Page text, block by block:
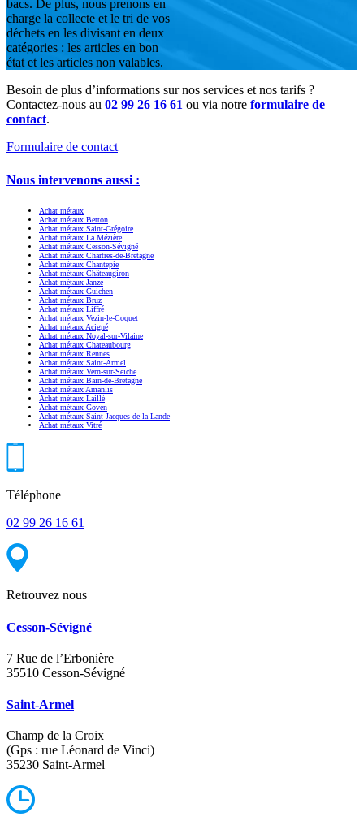
bacs. De plus, nous prenons en
charge la collecte et le tri de vos
déchets en les divisant en deux
catégories : les articles en bon
état et les articles non valables.
Besoin de plus d’informations sur nos services et nos tarifs ?
Contactez-nous au 02 99 26 16 61 ou via notre formulaire de
contact.
Formulaire de contact
Nous intervenons aussi :
Achat métaux
Achat métaux Betton
Achat métaux Saint-Grégoire
Achat métaux La Mézière
Achat métaux Cesson-Sévigné
Achat métaux Chartres-de-Bretagne
Achat métaux Chantepie
Achat métaux Châteaugiron
Achat métaux Janzé
Achat métaux Guichen
Achat métaux Bruz
Achat métaux Liffré
Achat métaux Vezin-le-Coquet
Achat métaux Acigné
Achat métaux Noyal-sur-Vilaine
Achat métaux Chateaubourg
Achat métaux Rennes
Achat métaux Saint-Armel
Achat métaux Vern-sur-Seiche
Achat métaux Bain-de-Bretagne
Achat métaux Amanlis
Achat métaux Laillé
Achat métaux Goven
Achat métaux Saint-Jacques-de-la-Lande
Achat métaux Vitré
Téléphone
02 99 26 16 61
Retrouvez nous
Cesson-Sévigné
7 Rue de l’Erbonière
35510 Cesson-Sévigné
Saint-Armel
Champ de la Croix
(Gps : rue Léonard de Vinci)
35230 Saint-Armel